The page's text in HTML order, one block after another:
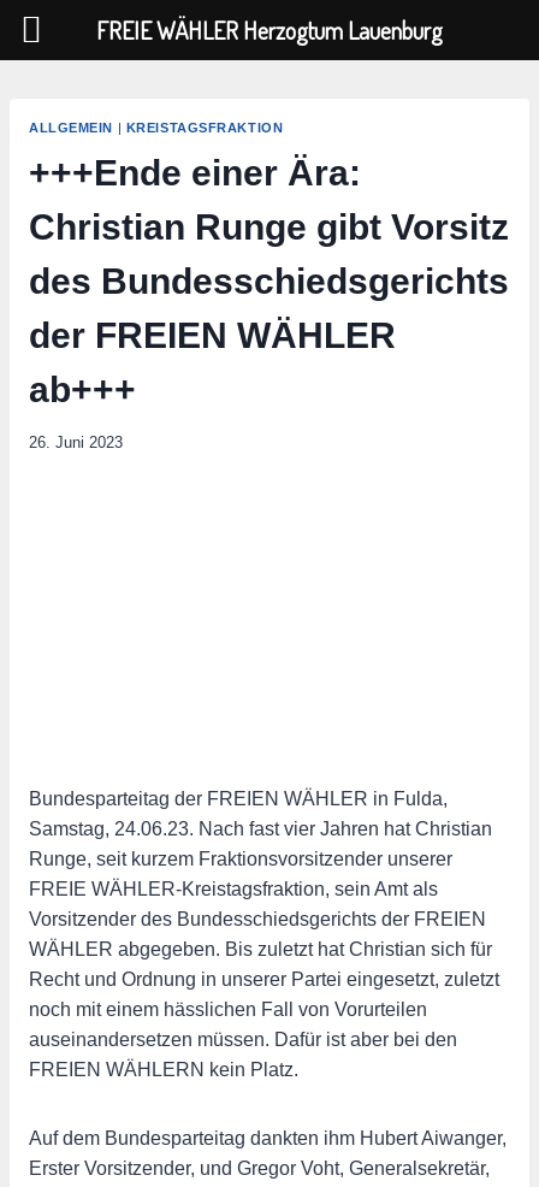
springen
ALLGEMEIN | KREISTAGSFRAKTION
+++Ende einer Ära:
Christian Runge gibt Vorsitz
des Bundesschiedsgerichts
der FREIEN WÄHLER
ab+++
26. Juni 2023
Bundesparteitag der FREIEN WÄHLER in Fulda,
Samstag, 24.06.23. Nach fast vier Jahren hat Christian
Runge, seit kurzem Fraktionsvorsitzender unserer
FREIE WÄHLER-Kreistagsfraktion, sein Amt als
Vorsitzender des Bundesschiedsgerichts der FREIEN
WÄHLER abgegeben. Bis zuletzt hat Christian sich für
Recht und Ordnung in unserer Partei eingesetzt, zuletzt
noch mit einem hässlichen Fall von Vorurteilen
auseinandersetzen müssen. Dafür ist aber bei den
FREIEN WÄHLERN kein Platz.
Auf dem Bundesparteitag dankten ihm Hubert Aiwanger,
Erster Vorsitzender, und Gregor Voht, Generalsekretär,
FREIE WÄHLER Herzogtum Lauenburg